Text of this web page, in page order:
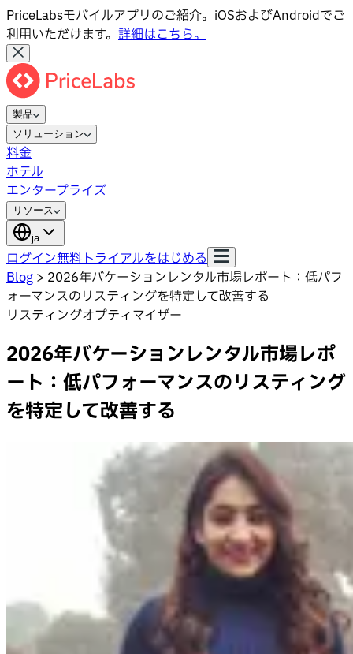
PriceLabsモバイルアプリのご紹介。iOSおよびAndroidでご
利用いただけます。 詳細はこちら。
製品
ソリューション
料金
ホテル
エンタープライズ
リソース
ja
ログイン無料トライアルをはじめる
Blog > 2026年バケーションレンタル市場レポート：低パフ
ォーマンスのリスティングを特定して改善する
リスティングオプティマイザー
2026年バケーションレンタル市場レポ
ート：低パフォーマンスのリスティング
を特定して改善する